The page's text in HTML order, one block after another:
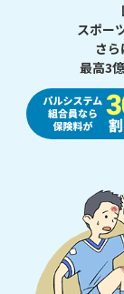
スポー
さ
最高3